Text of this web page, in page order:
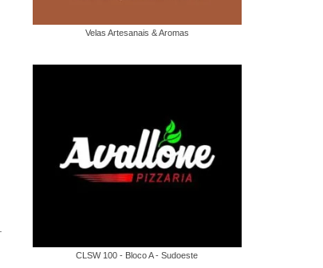
Velas Artesanais & Aromas
CLSW 100 - Bloco A - Sudoeste